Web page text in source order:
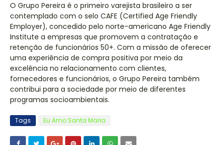
O Grupo Pereira é o primeiro varejista brasileiro a ser
contemplado com o selo CAFE (Certified Age Friendly
Employer), concedido pelo norte-americano Age Friendly
Institute a empresas que promovem a contratação e
retenção de funcionários 50+. Com a missão de oferecer
uma experiência de compra positiva por meio da
excelência no relacionamento com clientes,
fornecedores e funcionários, o Grupo Pereira também
contribui para a sociedade por meio de diferentes
programas socioambientais.
Tags Eu Amo Santa Maria